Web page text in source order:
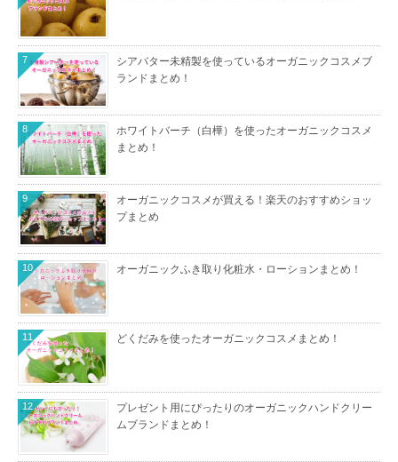
シアバター未精製を使っているオーガニックコスメブ
ランドまとめ！
7
ホワイトバーチ（白樺）を使ったオーガニックコスメ
まとめ！
8
オーガニックコスメが買える！楽天のおすすめショッ
プまとめ
9
オーガニックふき取り化粧水・ローションまとめ！
10
どくだみを使ったオーガニックコスメまとめ！
11
プレゼント用にぴったりのオーガニックハンドクリー
ムブランドまとめ！
12